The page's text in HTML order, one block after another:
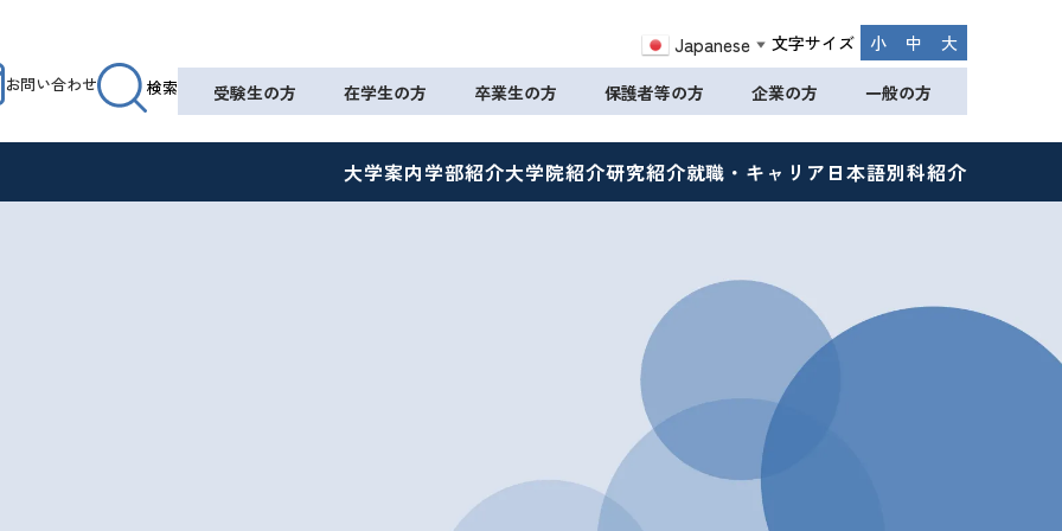
Japanese ▼ 文字サイズ 小 中 大
お問い合わせ 検索 受験生の方 在学生の方 卒業生の方 保護者等の方 企業の方 一般の方
大学案内学部紹介大学院紹介研究紹介就職・キャリア 日本語別科紹介